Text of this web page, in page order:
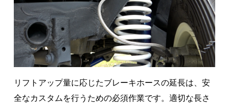
リフトアップ量に応じたブレーキホースの延長は、安
全なカスタムを行うための必須作業です。適切な長さ